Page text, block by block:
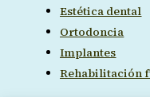
Estética dental
Ortodoncia
Implantes
Rehabilitación